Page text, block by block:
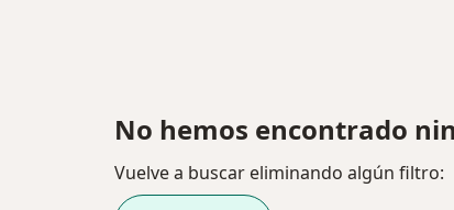
No hemos encontrado
Vuelve a buscar eliminando algún filtro: